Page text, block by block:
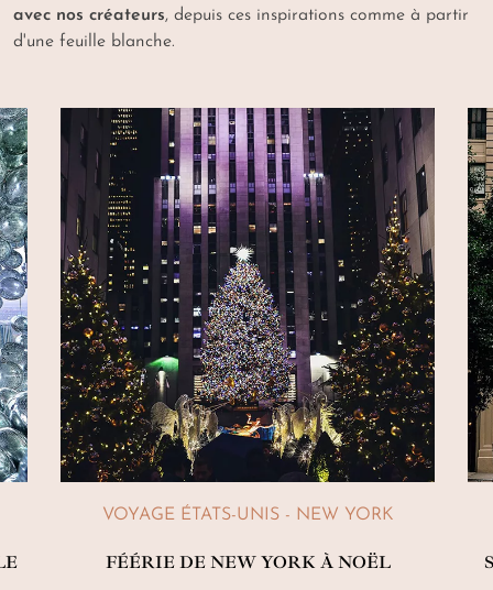
murs deBrooklyn . Adresse décontractée àTimes
Squarecommeglamping
une conciergerie derrière vos réservations de tables,
d'expositions…
avec nos créateurs, depuis ces inspirations comme à partir
d'une feuille blanche.
VOYAGE ÉTATS-UNIS - NEW YORK
FÉÉRIE DE NEW YORK À NOËL